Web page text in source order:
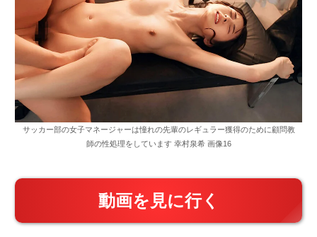
サッカー部の女子マネージャーは憧れの先輩のレギュラー獲得のために顧問教
師の性処理をしています 幸村泉希 画像16
動画を見に行く